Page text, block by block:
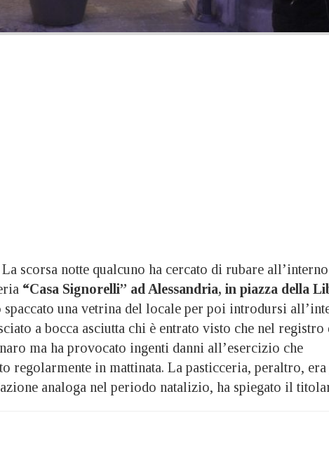
scorsa notte qualcuno ha cercato di rubare
“Casa Signorelli” ad Alessandria, in piazza della
una vetrina del locale per poi introdursi
a bocca asciutta chi è entrato visto che nel registro
ma ha provocato ingenti danni all’esercizio che
regolarmente in mattinata. La pasticceria, peraltro, era
analoga nel periodo natalizio, ha spiegato il